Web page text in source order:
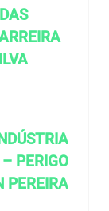
PERIGO
PEREIRA